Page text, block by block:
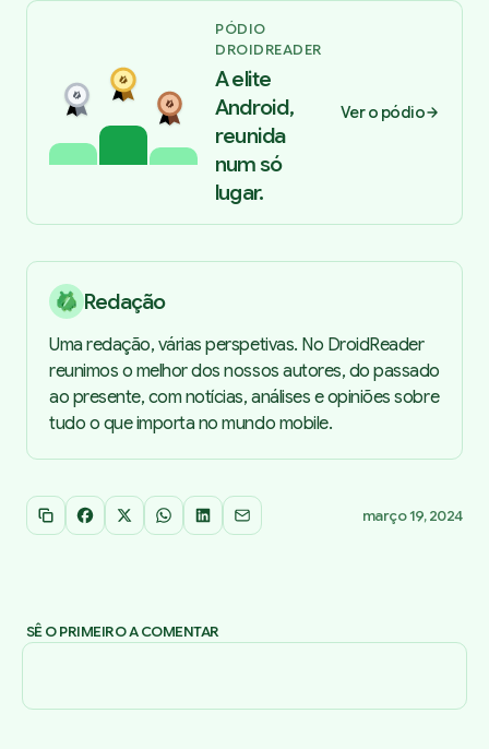
PÓDIO
DROIDREADER
A elite
Android,
reunida
num só
lugar.
Ver o pódio
Redação
Uma redação, várias perspetivas. No DroidReader
reunimos o melhor dos nossos autores, do passado
ao presente, com notícias, análises e opiniões sobre
tudo o que importa no mundo mobile.
Copiar link
Facebook
X WhatsApp
LinkedInEmail março 19, 2024
SÊ O PRIMEIRO A COMENTAR